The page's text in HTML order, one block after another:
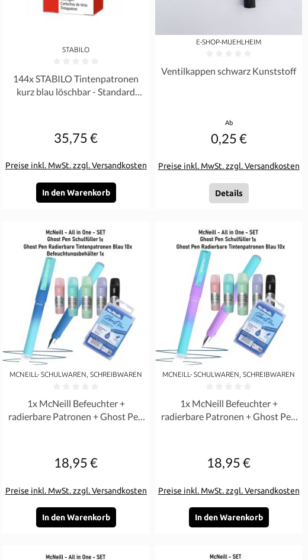
STABILO
Durchschnittliche Bewertung von 0 von 5 Sternen
144x STABILO Tintenpatronen
kurz blau löschbar - Standard
Regulärer Preis:
35,75 €
Preise inkl. MwSt. zzgl. Versandkosten
In den Warenkorb
E-SHOP-MUEHLHEIM
Ventilkappen schwarz Kunststoff
Regulärer Preis:
Ab
0,25 €
Preise inkl. MwSt. zzgl. Versandkosten
Details
MCNEILL- SCHULWAREN, SCHREIBWAREN
1x McNeill Befeuchter +
radierbare Patronen + Ghost Pen
Regulärer Preis:
18,95 €
Preise inkl. MwSt. zzgl. Versandkosten
In den Warenkorb
MCNEILL- SCHULWAREN, SCHREIBWAREN
1x McNeill Befeuchter +
radierbare Patronen + Ghost Pen
Regulärer Preis:
18,95 €
Preise inkl. MwSt. zzgl. Versandkosten
In den Warenkorb